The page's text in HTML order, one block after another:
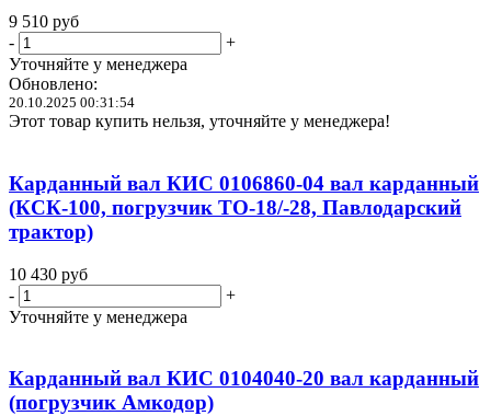
9 510 руб
-
+
Уточняйте у менеджера
Обновлено:
20.10.2025 00:31:54
Этот товар купить нельзя, уточняйте у менеджера!
Карданный вал КИС 0106860-04 вал карданный
(КСК-100, погрузчик ТО-18/-28, Павлодарский
трактор)
10 430 руб
-
+
Уточняйте у менеджера
Карданный вал КИС 0104040-20 вал карданный
(погрузчик Амкодор)